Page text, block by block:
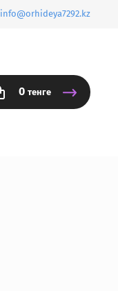
info@orhideya7292.kz
0 тенге